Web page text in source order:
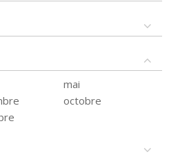
mai
octobre